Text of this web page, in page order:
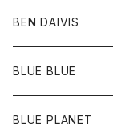
バッグ
ポーチ
トップス
Ｔシャツ
BEN DAIVIS
ポトム
パンツ
BLUE BLUE
アウター
BLUE PLANET